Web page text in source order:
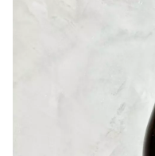
誰かが困っていたら、
ふと、そんな寄り添え
ワインも人も、とても
まづいてしまいますが
このワインで心が癒さ